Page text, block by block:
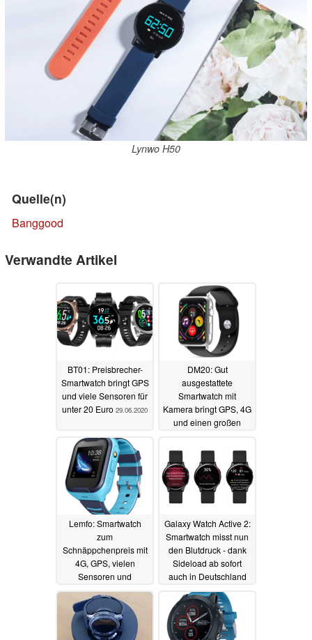
Lynwo H50
Quelle(n)
Banggood
Verwandte Artikel
BT01: Preisbrecher-
Smartwatch bringt GPS
und viele Sensoren für
unter 20 Euro 29.06.2020
DM20: Gut
ausgestattete
Smartwatch mit
Kamera bringt GPS, 4G
und einen großen
26.06.2020
Lemfo: Smartwatch
zum
Schnäppchenpreis mit
4G, GPS, vielen
Sensoren und
Notrufunktionen
vorgestellt20.06.2020
Galaxy Watch Active 2:
Smartwatch misst nun
den Blutdruck - dank
Sideload ab sofort
auch in Deutschland
18.06.2020